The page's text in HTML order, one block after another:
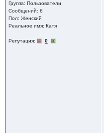
Группа: Пользователи
Сообщений: 6
Пол: Женский
Реальное имя: Катя
Репутация: 0